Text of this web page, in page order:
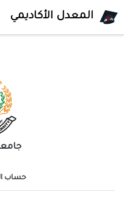
المعدل الأكاديمي
حساب